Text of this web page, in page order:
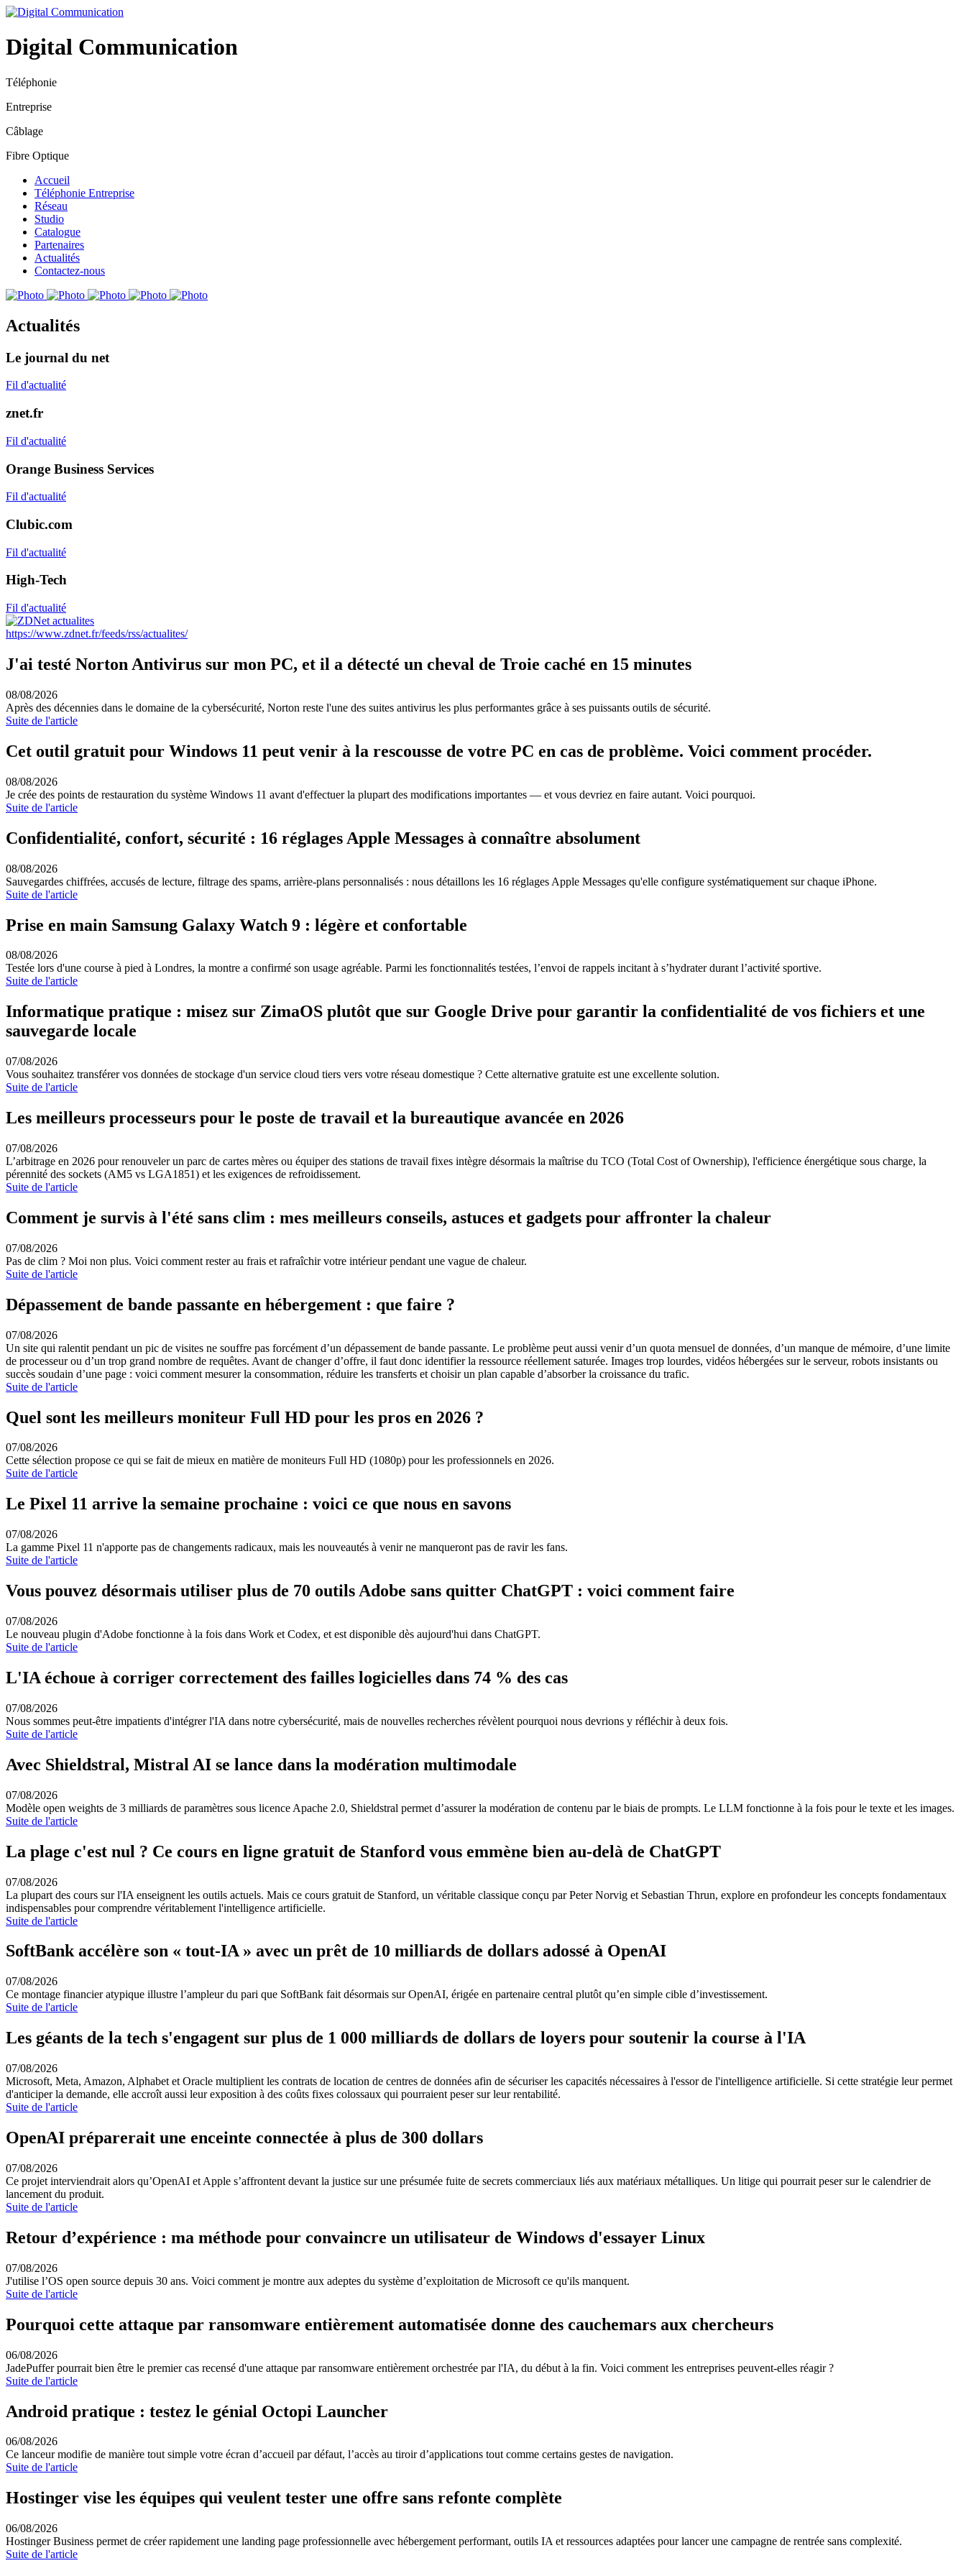
Digital Communication
Téléphonie
Entreprise
Câblage
Fibre Optique
Accueil
Téléphonie Entreprise
Réseau
Studio
Catalogue
Partenaires
Actualités
Contactez-nous
Actualités
Le journal du net
Fil d'actualité
znet.fr
Fil d'actualité
Orange Business Services
Fil d'actualité
Clubic.com
Fil d'actualité
High-Tech
Fil d'actualité
https://www.zdnet.fr/feeds/rss/actualites/
J'ai testé Norton Antivirus sur mon PC, et il a détecté un cheval de Troie caché en 15 minutes
08/08/2026
Après des décennies dans le domaine de la cybersécurité, Norton reste l'une des suites antivirus les plus performantes grâce à ses puissants outils de sécurité.
Suite de l'article
Cet outil gratuit pour Windows 11 peut venir à la rescousse de votre PC en cas de problème. Voici comment procéder.
08/08/2026
Je crée des points de restauration du système Windows 11 avant d'effectuer la plupart des modifications importantes — et vous devriez en faire autant. Voici pourquoi.
Suite de l'article
Confidentialité, confort, sécurité : 16 réglages Apple Messages à connaître absolument
08/08/2026
Sauvegardes chiffrées, accusés de lecture, filtrage des spams, arrière-plans personnalisés : nous détaillons les 16 réglages Apple Messages qu'elle configure systématiquement sur chaque iPhone.
Suite de l'article
Prise en main Samsung Galaxy Watch 9 : légère et confortable
08/08/2026
Testée lors d'une course à pied à Londres, la montre a confirmé son usage agréable. Parmi les fonctionnalités testées, l’envoi de rappels incitant à s’hydrater durant l’activité sportive.
Suite de l'article
Informatique pratique : misez sur ZimaOS plutôt que sur Google Drive pour garantir la confidentialité de vos fichiers et une
sauvegarde locale
07/08/2026
Vous souhaitez transférer vos données de stockage d'un service cloud tiers vers votre réseau domestique ? Cette alternative gratuite est une excellente solution.
Suite de l'article
Les meilleurs processeurs pour le poste de travail et la bureautique avancée en 2026
07/08/2026
L’arbitrage en 2026 pour renouveler un parc de cartes mères ou équiper des stations de travail fixes intègre désormais la maîtrise du TCO (Total Cost of Ownership), l'efficience énergétique sous charge, la
pérennité des sockets (AM5 vs LGA1851) et les exigences de refroidissement.
Suite de l'article
Comment je survis à l'été sans clim : mes meilleurs conseils, astuces et gadgets pour affronter la chaleur
07/08/2026
Pas de clim ? Moi non plus. Voici comment rester au frais et rafraîchir votre intérieur pendant une vague de chaleur.
Suite de l'article
Dépassement de bande passante en hébergement : que faire ?
07/08/2026
Un site qui ralentit pendant un pic de visites ne souffre pas forcément d’un dépassement de bande passante. Le problème peut aussi venir d’un quota mensuel de données, d’un manque de mémoire, d’une limite
de processeur ou d’un trop grand nombre de requêtes. Avant de changer d’offre, il faut donc identifier la ressource réellement saturée. Images trop lourdes, vidéos hébergées sur le serveur, robots insistants ou
succès soudain d’une page : voici comment mesurer la consommation, réduire les transferts et choisir un plan capable d’absorber la croissance du trafic.
Suite de l'article
Quel sont les meilleurs moniteur Full HD pour les pros en 2026 ?
07/08/2026
Cette sélection propose ce qui se fait de mieux en matière de moniteurs Full HD (1080p) pour les professionnels en 2026.
Suite de l'article
Le Pixel 11 arrive la semaine prochaine : voici ce que nous en savons
07/08/2026
La gamme Pixel 11 n'apporte pas de changements radicaux, mais les nouveautés à venir ne manqueront pas de ravir les fans.
Suite de l'article
Vous pouvez désormais utiliser plus de 70 outils Adobe sans quitter ChatGPT : voici comment faire
07/08/2026
Le nouveau plugin d'Adobe fonctionne à la fois dans Work et Codex, et est disponible dès aujourd'hui dans ChatGPT.
Suite de l'article
L'IA échoue à corriger correctement des failles logicielles dans 74 % des cas
07/08/2026
Nous sommes peut-être impatients d'intégrer l'IA dans notre cybersécurité, mais de nouvelles recherches révèlent pourquoi nous devrions y réfléchir à deux fois.
Suite de l'article
Avec Shieldstral, Mistral AI se lance dans la modération multimodale
07/08/2026
Modèle open weights de 3 milliards de paramètres sous licence Apache 2.0, Shieldstral permet d’assurer la modération de contenu par le biais de prompts. Le LLM fonctionne à la fois pour le texte et les images.
Suite de l'article
La plage c'est nul ? Ce cours en ligne gratuit de Stanford vous emmène bien au-delà de ChatGPT
07/08/2026
La plupart des cours sur l'IA enseignent les outils actuels. Mais ce cours gratuit de Stanford, un véritable classique conçu par Peter Norvig et Sebastian Thrun, explore en profondeur les concepts fondamentaux
indispensables pour comprendre véritablement l'intelligence artificielle.
Suite de l'article
SoftBank accélère son « tout-IA » avec un prêt de 10 milliards de dollars adossé à OpenAI
07/08/2026
Ce montage financier atypique illustre l’ampleur du pari que SoftBank fait désormais sur OpenAI, érigée en partenaire central plutôt qu’en simple cible d’investissement.
Suite de l'article
Les géants de la tech s'engagent sur plus de 1 000 milliards de dollars de loyers pour soutenir la course à l'IA
07/08/2026
Microsoft, Meta, Amazon, Alphabet et Oracle multiplient les contrats de location de centres de données afin de sécuriser les capacités nécessaires à l'essor de l'intelligence artificielle. Si cette stratégie leur permet
d'anticiper la demande, elle accroît aussi leur exposition à des coûts fixes colossaux qui pourraient peser sur leur rentabilité.
Suite de l'article
OpenAI préparerait une enceinte connectée à plus de 300 dollars
07/08/2026
Ce projet interviendrait alors qu’OpenAI et Apple s’affrontent devant la justice sur une présumée fuite de secrets commerciaux liés aux matériaux métalliques. Un litige qui pourrait peser sur le calendrier de
lancement du produit.
Suite de l'article
Retour d’expérience : ma méthode pour convaincre un utilisateur de Windows d'essayer Linux
07/08/2026
J'utilise l’OS open source depuis 30 ans. Voici comment je montre aux adeptes du système d’exploitation de Microsoft ce qu'ils manquent.
Suite de l'article
Pourquoi cette attaque par ransomware entièrement automatisée donne des cauchemars aux chercheurs
06/08/2026
JadePuffer pourrait bien être le premier cas recensé d'une attaque par ransomware entièrement orchestrée par l'IA, du début à la fin. Voici comment les entreprises peuvent-elles réagir ?
Suite de l'article
Android pratique : testez le génial Octopi Launcher
06/08/2026
Ce lanceur modifie de manière tout simple votre écran d’accueil par défaut, l’accès au tiroir d’applications tout comme certains gestes de navigation.
Suite de l'article
Hostinger vise les équipes qui veulent tester une offre sans refonte complète
06/08/2026
Hostinger Business permet de créer rapidement une landing page professionnelle avec hébergement performant, outils IA et ressources adaptées pour lancer une campagne de rentrée sans complexité.
Suite de l'article